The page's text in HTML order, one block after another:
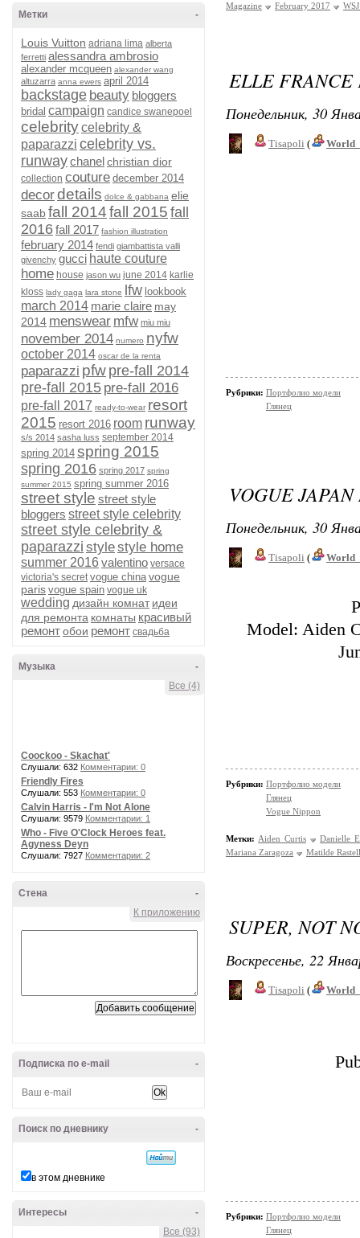
-
Метки
Louis Vuitton adriana lima alberta
ferretti alessandra ambrosio
alexander mcqueen alexander wang
altuzarra anna ewers april 2014
backstage beauty bloggers
bridal campaign candice swanepoel
celebritycelebrity &
paparazzi celebrity vs.
runwaychanelchristian dior
collection couture december 2014
decordetails dolce & gabbana elie
saabfall 2014fall 2015 fall
2016fall 2017 fashion illustration
february 2014 fendi giambattista valli
givenchy gucci haute couture
home house jason wu june 2014 karlie
kloss lady gaga lara stone lfw lookbook
march 2014 marie claire may
2014 menswear mfw miu miu
november 2014 numero nyfw
october 2014 oscar de la renta
paparazzi pfw pre-fall 2014
pre-fall 2015 pre-fall 2016
pre-fall 2017 ready-to-wear resort
2015 resort 2016 room runway
s/s 2014 sasha luss september 2014
spring 2014 spring 2015
spring 2016 spring 2017 spring
summer 2015 spring summer 2016
street style street style
bloggers street style celebrity
street style celebrity &
paparazzi stylestyle home
summer 2016 valentino versace
victoria's secret vogue china vogue
paris vogue spain vogue uk
wedding дизайн комнат идеи
для ремонта комнаты красивый
ремонтобои ремонт свадьба
-
Музыка
Все (4)
Coockoo - Skachat'
Слушали: 632 Комментарии: 0
Friendly Fires
Слушали: 553 Комментарии: 0
Calvin Harris - I'm Not Alone
Слушали: 9579 Комментарии: 1
Who - Five O'Clock Heroes feat.
Agyness Deyn
Слушали: 7927 Комментарии: 2
-
Стена
К приложению
-
Подписка по e-mail
-
Поиск по дневнику
в этом дневнике
-
Интересы
Все (93)
Magazine
February 2017
ELLE FRANCE
Понедельник, 30
Tisapoli (
Рубрики: Портфолио модели
Глянец
VOGUE
Понедельник, 30
Tisapoli (
Model: Aiden
Рубрики: Портфолио модели
Глянец
Vogue Nippon
Метки: Aiden Curtis
Danielle
Mariana Zaragoza
Matilde
SUPER, NOT
Воскресенье, 22
Tisapoli (
Рубрики: Портфолио модели
Глянец